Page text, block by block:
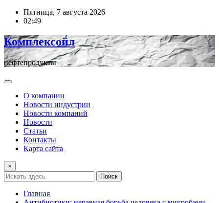
ПерейтиПятница, 7 августа 2026
02:49
Комплексойл
нефтепродукты
О компании
Новости индустрии
Новости компаний
Новости
Статьи
Контакты
Карта сайта
×
Поиск
Главная